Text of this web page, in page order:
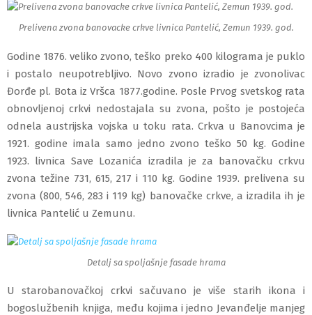
Prelivena zvona banovacke crkve livnica Pantelić, Zemun 1939. god.
Godine 1876. veliko zvono, teško preko 400 kilograma je puklo
i postalo neupotrebljivo. Novo zvono izradio je zvonolivac
Đorđe pl. Bota iz Vršca 1877.godine. Posle Prvog svetskog rata
obnovljenoj crkvi nedostajala su zvona, pošto je postojeća
odnela austrijska vojska u toku rata. Crkva u Banovcima je
1921. godine imala samo jedno zvono teško 50 kg. Godine
1923. livnica Save Lozanića izradila je za banovačku crkvu
zvona težine 731, 615, 217 i 110 kg. Godine 1939. prelivena su
zvona (800, 546, 283 i 119 kg) banovačke crkve, a izradila ih je
livnica Pantelić u Zemunu.
Detalj sa spoljašnje fasade hrama
U starobanovačkoj crkvi sačuvano je više starih ikona i
bogoslužbenih knjiga, među kojima i jedno Jevanđelje manjeg